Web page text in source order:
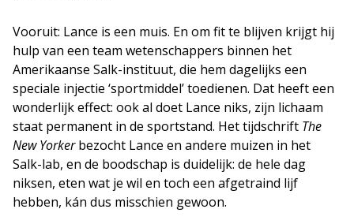
Vooruit: Lance is een muis. En om fit te blijven krijgt hij
hulp van een team wetenschappers binnen het
Amerikaanse Salk-instituut, die hem dagelijks een
speciale injectie ‘sportmiddel’ toedienen. Dat heeft een
wonderlijk effect: ook al doet Lance niks, zijn lichaam
staat permanent in de sportstand. Het tijdschrift The
New Yorkerbezocht Lance en andere muizen in het
Salk-lab, en de boodschap is duidelijk: de hele dag
niksen, eten wat je wil en toch een afgetraind lijf
hebben, kán dus misschien gewoon.